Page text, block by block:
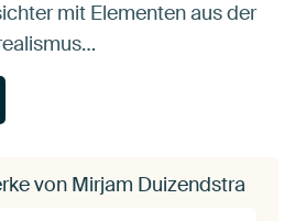
mit Elementen aus der
von Mirjam Duizendstra